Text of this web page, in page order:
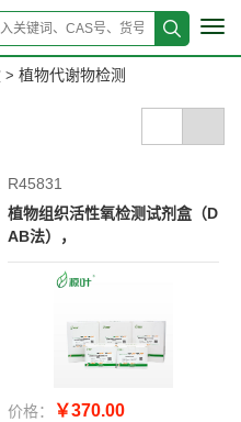
> 植物代谢物检测
R45831
植物组织活性氧检测试剂盒（D
AB法），
价格： ￥370.00